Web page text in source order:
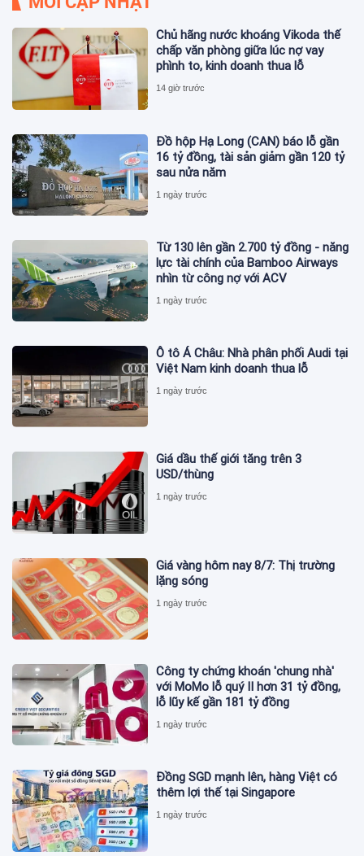
Chủ hãng nước khoáng Vikoda thế
chấp văn phòng giữa lúc nợ vay
phình to, kinh doanh thua lỗ
14 giờ trước
Đồ hộp Hạ Long (CAN) báo lỗ gần
16 tỷ đồng, tài sản giảm gần 120 tỷ
sau nửa năm
1 ngày trước
Từ 130 lên gần 2.700 tỷ đồng - năng
lực tài chính của Bamboo Airways
nhìn từ công nợ với ACV
1 ngày trước
Ô tô Á Châu: Nhà phân phối Audi tại
Việt Nam kinh doanh thua lỗ
1 ngày trước
Giá dầu thế giới tăng trên 3
USD/thùng
1 ngày trước
Giá vàng hôm nay 8/7: Thị trường
lặng sóng
1 ngày trước
Công ty chứng khoán 'chung nhà'
với MoMo lỗ quý II hơn 31 tỷ đồng,
lỗ lũy kế gần 181 tỷ đồng
1 ngày trước
Đồng SGD mạnh lên, hàng Việt có
thêm lợi thế tại Singapore
1 ngày trước